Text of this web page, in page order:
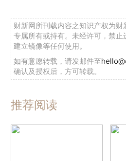
财新网所刊载内容之知识产权为财
专属所有或持有。未经许可，禁止
建立镜像等任何使用。
如有意愿转载，请发邮件至
确认及授权后，方可转载。
推荐阅读